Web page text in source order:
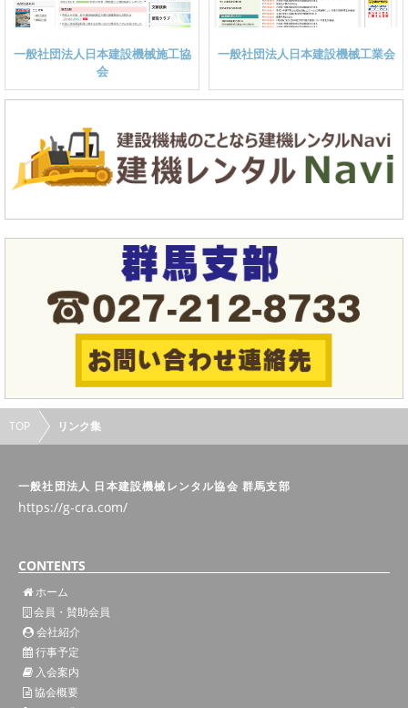
一般社団法人日本建設機械施工協
会
一般社団法人日本建設機械工業会
TOP リンク集
一般社団法人 日本建設機械レンタル協会 群馬支部
https://g-cra.com/
CONTENTS
ホーム
会員・賛助会員
会社紹介
行事予定
入会案内
協会概要